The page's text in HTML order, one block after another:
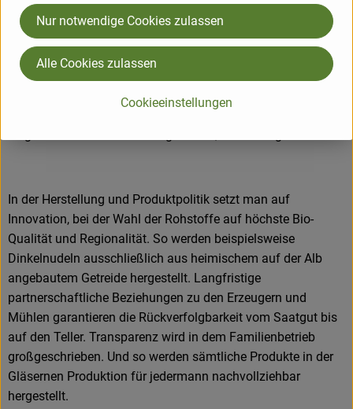
Der in Trochtelfingen auf der Schwäbischen Alb beheimatete
Nudelhersteller ALB-GOLD zählt zu den Bio-Pionieren im
Teigwarenbereich. Während der letzten 25 Jahren hat das
In der Herstellung und Produktpolitik setzt man auf
Innovation, bei der Wahl der Rohstoffe auf höchste Bio-
Qualität und Regionalität. So werden beispielsweise
Dinkelnudeln ausschließlich aus heimischem auf der Alb
angebautem Getreide hergestellt. Langfristige
partnerschaftliche Beziehungen zu den Erzeugern und
Mühlen garantieren die Rückverfolgbarkeit vom Saatgut bis
auf den Teller. Transparenz wird in dem Familienbetrieb
großgeschrieben. Und so werden sämtliche Produkte in der
Gläsernen Produktion für jedermann nachvollziehbar
hergestellt.
Cookieeinstellungen
Nur notwendige Cookies zulassen
Alle Cookies zulassen